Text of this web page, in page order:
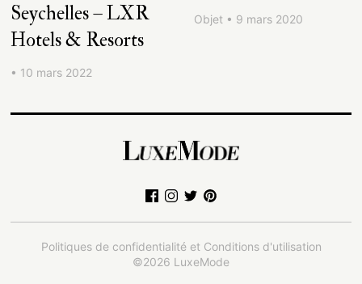
Seychelles – LXR
Hotels & Resorts
• 10 mars 2022
Objet • 9 mars 2020
Politiques de confidentialité et Conditions d'utilisation
©2026 LuxeMode